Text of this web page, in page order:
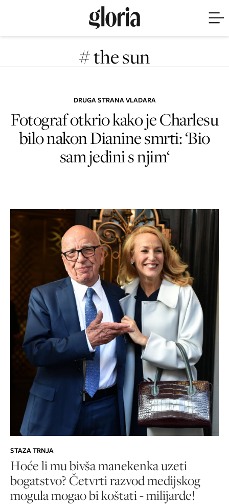
# the sun
DRUGA STRANA VLADARA
Fotograf otkrio kako je Charlesu
bilo nakon Dianine smrti: ‘Bio
sam jedini s njim‘
STAZA TRNJA
Hoće li mu bivša manekenka uzeti
bogatstvo? Četvrti razvod medijskog
mogula mogao bi koštati - milijarde!